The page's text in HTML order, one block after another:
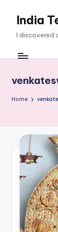
India
I discovered
Home